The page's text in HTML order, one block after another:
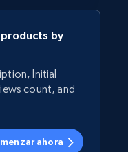
by
Initial
count, and
ahora